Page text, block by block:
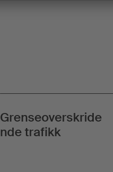
Grenseoverskride
nde trafikk